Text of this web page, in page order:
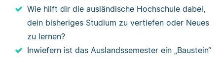
Wie hilft dir die ausländische Hochschule dabei,
dein bisheriges Studium zu vertiefen oder Neues
zu lernen?
Inwiefern ist das Auslandssemester ein „Baustein“